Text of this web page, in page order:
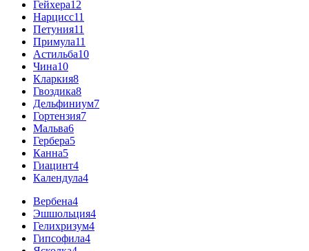
Гейхера12
Нарцисс11
Петуния11
Примула11
Астильба10
Чина10
Кларкия8
Гвоздика8
Дельфиниум7
Гортензия7
Мальва6
Гербера5
Канна5
Гиацинт4
Календула4
Вербена4
Эшшольция4
Гелихризум4
Гипсофила4